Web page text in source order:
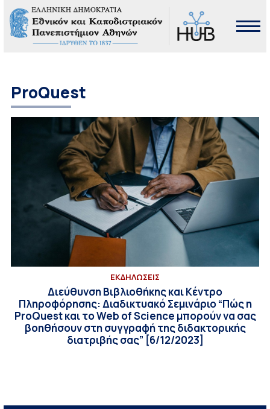
ProQuest
ΕΚΔΗΛΩΣΕΙΣ
Διεύθυνση Βιβλιοθήκης και Κέντρο
Πληροφόρησης: Διαδικτυακό Σεμινάριο “Πώς η
ProQuest και το Web of Science μπορούν να σας
βοηθήσουν στη συγγραφή της διδακτορικής
διατριβής σας” [6/12/2023]